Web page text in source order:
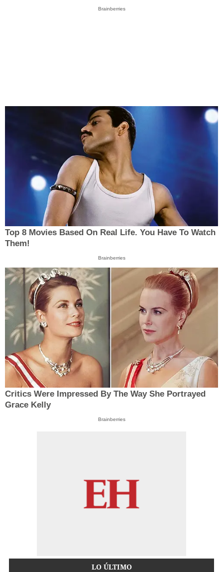
Brainberries
Top 8 Movies Based On Real Life. You Have To Watch
Them!
Brainberries
Critics Were Impressed By The Way She Portrayed
Grace Kelly
Brainberries
LO ÚLTIMO